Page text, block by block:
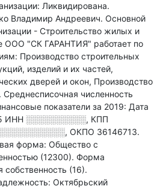
Ликвидирована.
Владимир Андреевич. Основной
- Строительство жилых и
ООО "СК ГАРАНТИЯ" работает по
Производство строительных
изделий и их частей,
дверей и окон, Производство
. Среднесписочная численность
показатели за 2019: Дата
ИНН ░░░░░░░░░░, КПП
, ОКПО 36146713.
форма: Общество с
(12300). Форма
собственность (16).
Октябрьский